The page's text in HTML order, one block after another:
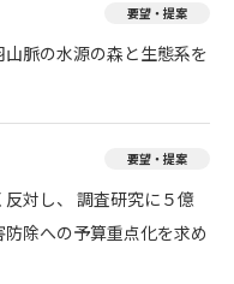
要望・提案
山脈の水源の森と生態系を
要望・提案
対し、 調査研究に５億
除への予算重点化を求め